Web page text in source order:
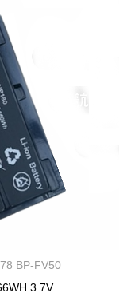
BP-FV50
3.7V